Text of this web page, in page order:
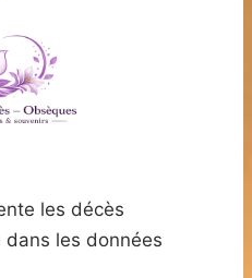
les décès
les données